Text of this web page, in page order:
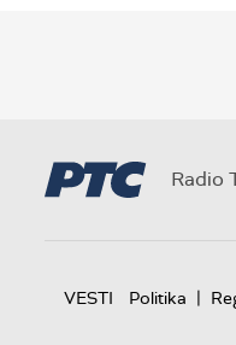
Radio
VESTI Politika |